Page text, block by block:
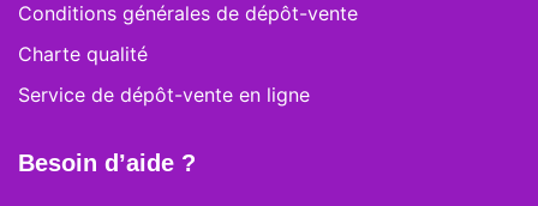
Conditions générales de dépôt-vente
Charte qualité
Service de dépôt-vente en ligne
Besoin d’aide ?